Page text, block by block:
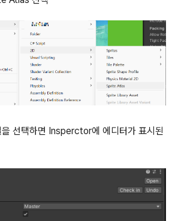
선택하면 Insperctor에 에디터가 표시된